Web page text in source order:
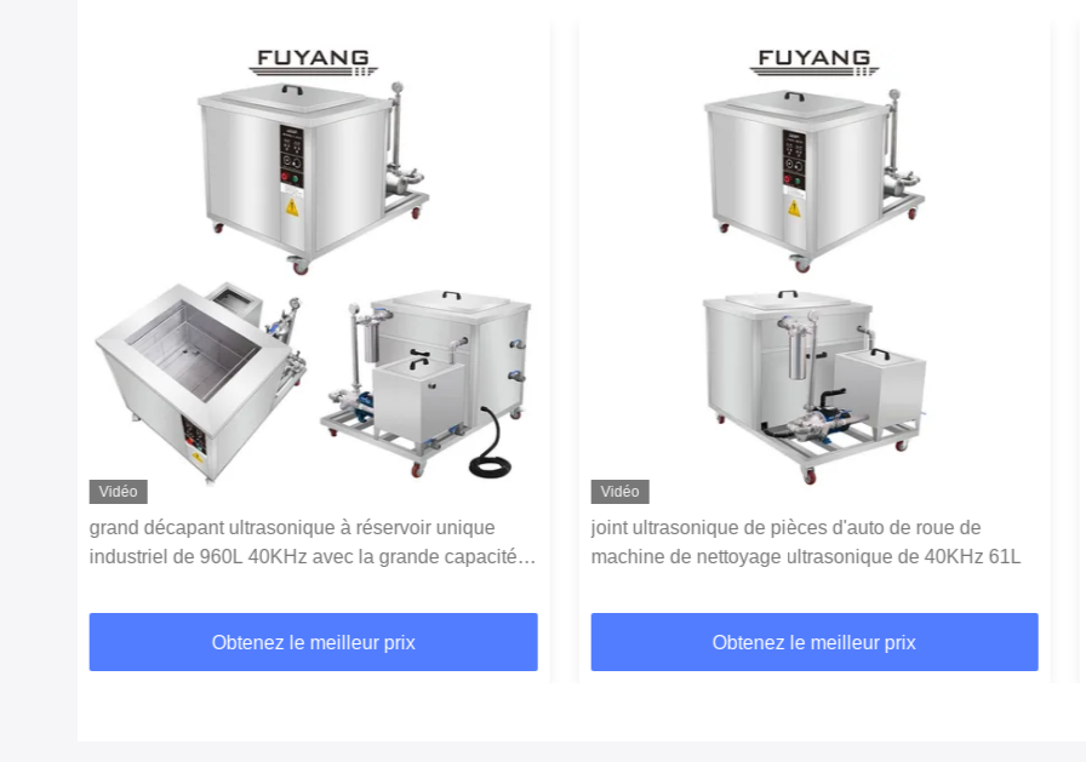
Vidéo
grand décapant ultrasonique à réservoir unique
industriel de 960L 40KHz avec la grande capacité à
Obtenez le meilleur prix
Vidéo
joint ultrasonique de pièces d'auto de roue de
machine de nettoyage ultrasonique de 40KHz 61L
Obtenez le meilleur prix